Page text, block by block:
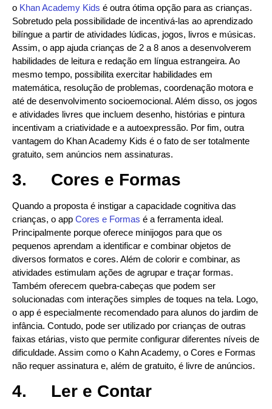
o Khan Academy Kids é outra ótima opção para as crianças.
Sobretudo pela possibilidade de incentivá-las ao aprendizado
bilíngue a partir de atividades lúdicas, jogos, livros e músicas.
Assim, o app ajuda crianças de 2 a 8 anos a desenvolverem
habilidades de leitura e redação em língua estrangeira. Ao
mesmo tempo, possibilita exercitar habilidades em
matemática, resolução de problemas, coordenação motora e
até de desenvolvimento socioemocional. Além disso, os jogos
e atividades livres que incluem desenho, histórias e pintura
incentivam a criatividade e a autoexpressão. Por fim, outra
vantagem do Khan Academy Kids é o fato de ser totalmente
gratuito, sem anúncios nem assinaturas.
3. Cores e Formas
Quando a proposta é instigar a capacidade cognitiva das
crianças, o app Cores e Formas é a ferramenta ideal.
Principalmente porque oferece minijogos para que os
pequenos aprendam a identificar e combinar objetos de
diversos formatos e cores. Além de colorir e combinar, as
atividades estimulam ações de agrupar e traçar formas.
Também oferecem quebra-cabeças que podem ser
solucionadas com interações simples de toques na tela. Logo,
o app é especialmente recomendado para alunos do jardim de
infância. Contudo, pode ser utilizado por crianças de outras
faixas etárias, visto que permite configurar diferentes níveis de
dificuldade. Assim como o Kahn Academy, o Cores e Formas
não requer assinatura e, além de gratuito, é livre de anúncios.
4. Ler e Contar